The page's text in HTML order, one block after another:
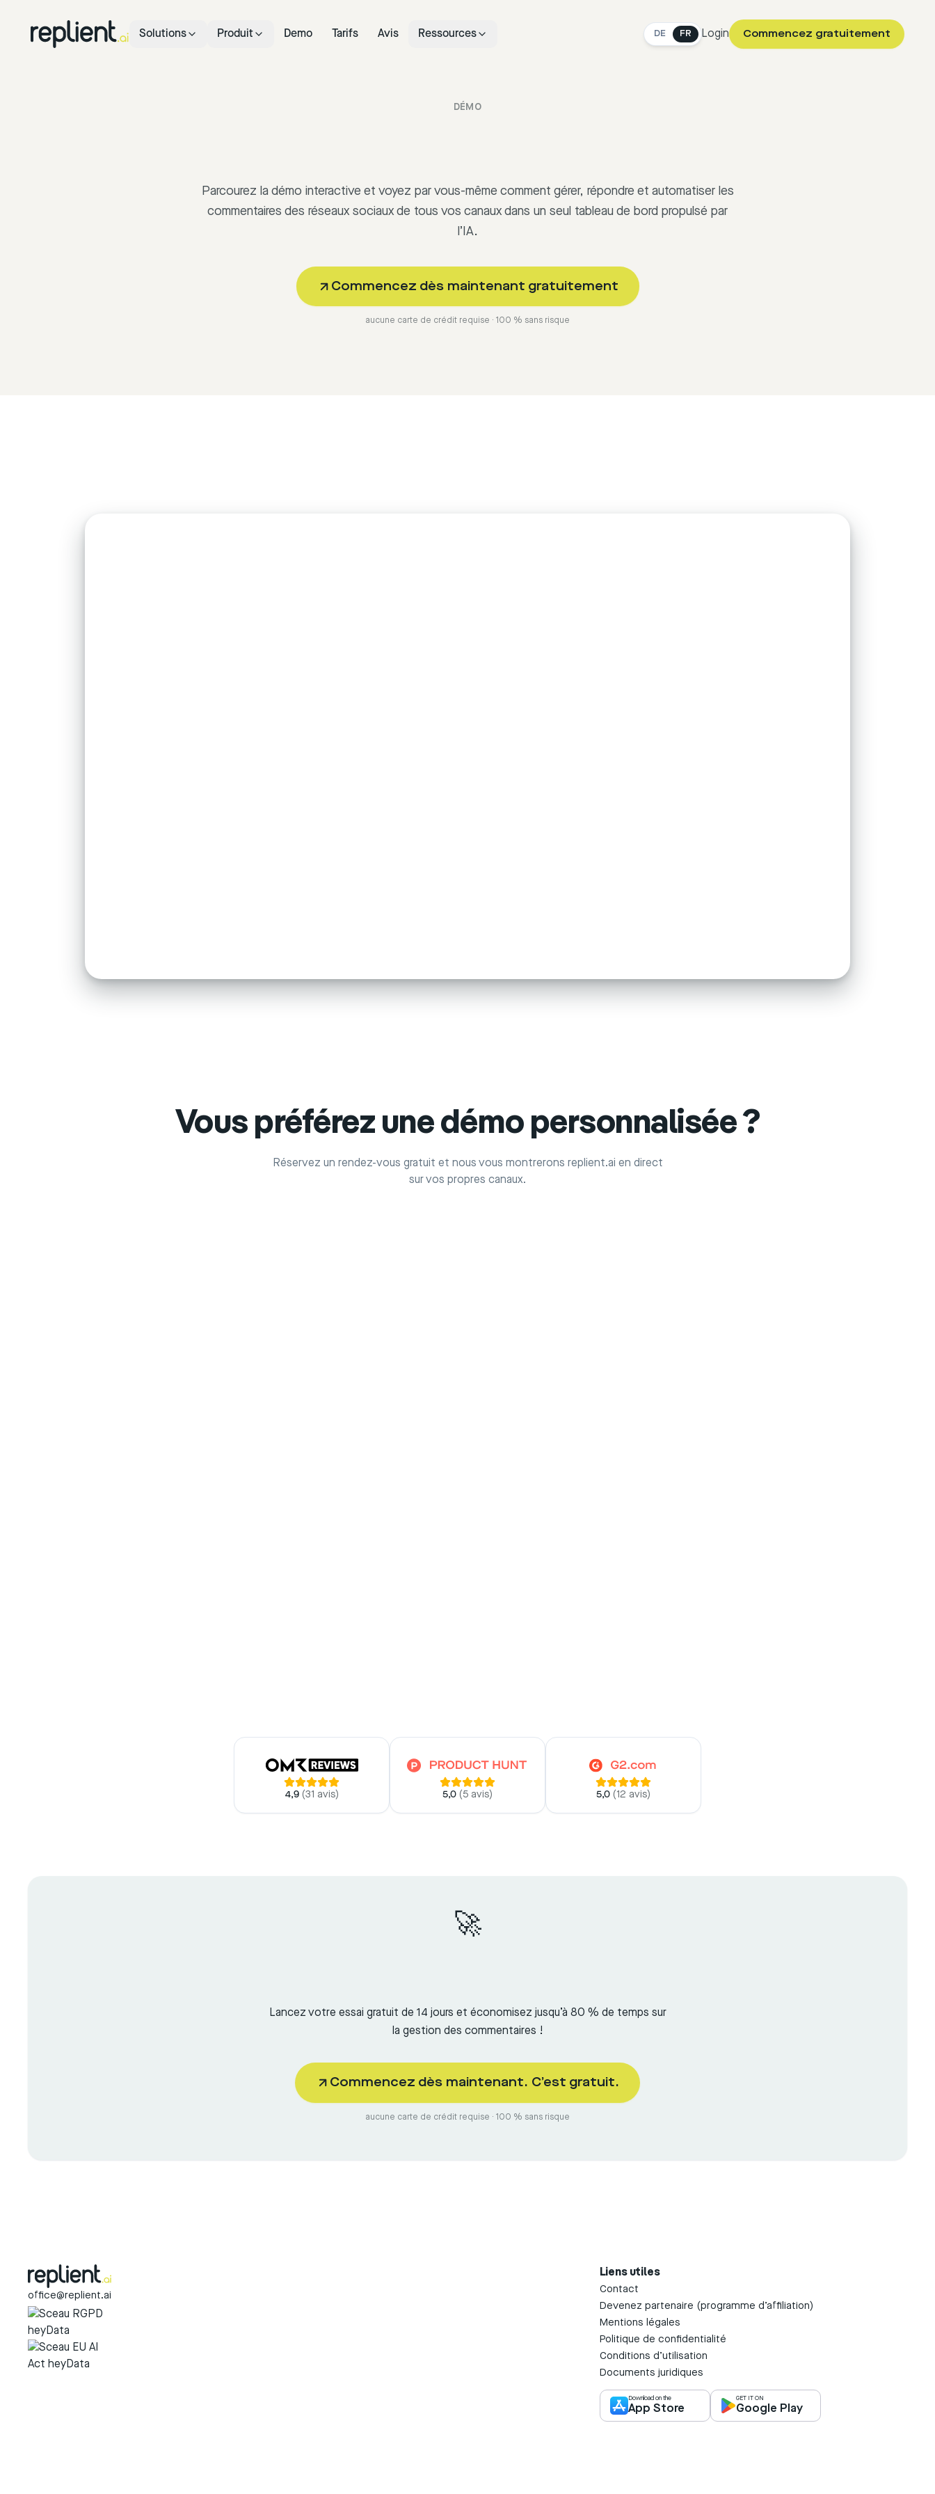
Solutions Produit Demo Tarifs Avis Ressources DE FR Login Commencez gratuitement
DÉMO
Parcourez la démo interactive et voyez par vous-même comment gérer, répondre et automatiser les
commentaires des réseaux sociaux de tous vos canaux dans un seul tableau de bord propulsé par
l’IA.
Commencez dès maintenant gratuitement
aucune carte de crédit requise · 100 % sans risque
Vous préférez une démo personnalisée ?
Réservez un rendez-vous gratuit et nous vous montrerons replient.ai en direct
sur vos propres canaux.
4,9(31 avis) 5,0 (5 avis) 5,0 (12 avis)
🚀
Lancez votre essai gratuit de 14 jours et économisez jusqu’à 80 % de temps sur
la gestion des commentaires !
Commencez dès maintenant. C’est gratuit.
aucune carte de crédit requise · 100 % sans risque
office@replient.ai
Liens utiles
Contact
Devenez partenaire (programme d’affiliation)
Mentions légales
Politique de confidentialité
Conditions d’utilisation
Documents juridiques
Download on the
App Store
GET IT ON
Google Play